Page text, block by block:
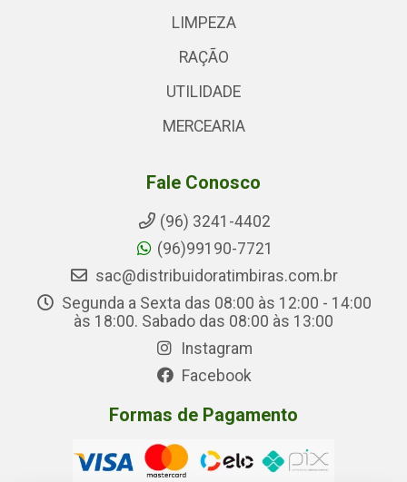
LIMPEZA
RAÇÃO
UTILIDADE
MERCEARIA
Fale Conosco
(96) 3241-4402
(96)99190-7721
sac@distribuidoratimbiras.com.br
Segunda a Sexta das 08:00 às 12:00 - 14:00
às 18:00. Sabado das 08:00 às 13:00
Instagram
Facebook
Formas de Pagamento